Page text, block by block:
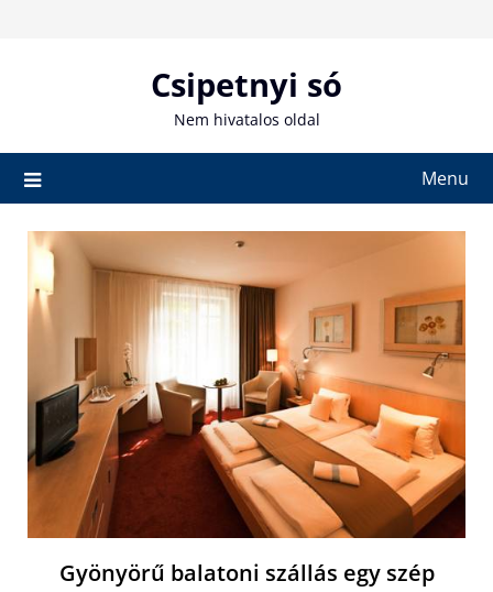
Csipetnyi só
Nem hivatalos oldal
Menu
Gyönyörű balatoni szállás egy szép